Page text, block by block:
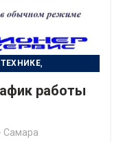
,
работы
Самара